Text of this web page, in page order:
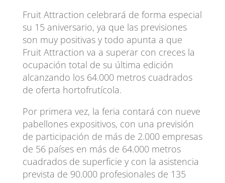
Fruit Attraction celebrará de forma especial
su 15 aniversario, ya que las previsiones
son muy positivas y todo apunta a que
Fruit Attraction va a superar con creces la
ocupación total de su última edición
alcanzando los 64.000 metros cuadrados
de oferta hortofrutícola.
Por primera vez, la feria contará con nueve
pabellones expositivos, con una previsión
de participación de más de 2.000 empresas
de 56 países en más de 64.000 metros
cuadrados de superficie y con la asistencia
prevista de 90.000 profesionales de 135